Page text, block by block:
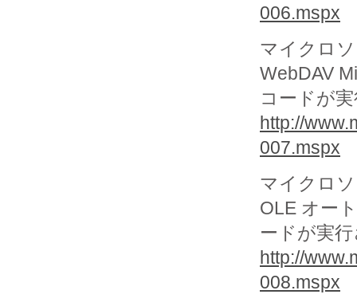
006.mspx
マイクロ
WebDAV
コードが
http://
007.mspx
マイクロ
OLE オー
ードが実
http://
008.mspx